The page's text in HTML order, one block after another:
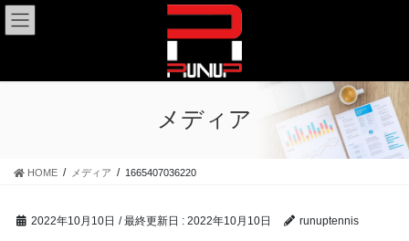
コ
ン
ツ
ナ
ビ
シ
メディア
HOME メディア 1665407036220
2022年10月10日 / 最終更新日 : 2022年10月10日 runuptennis